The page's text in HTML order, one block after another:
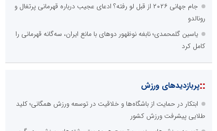
جام جهانی ۲۰۲۶ از قبل لو رفته؟ ادعای عجیب درباره قهرمانی پرتغال و
رونالدو
یاسین گلمحمدی؛ نابغه نوظهور دوهای با مانع ایران، سه‌گانه قهرمانی را
کامل کرد
::پربازدیدهای ورزش
ابتکار در حمایت از باشگاه‌ها و خلاقیت در توسعه ورزش همگانی؛ کلید
طلایی پیشرفت ورزش کشور